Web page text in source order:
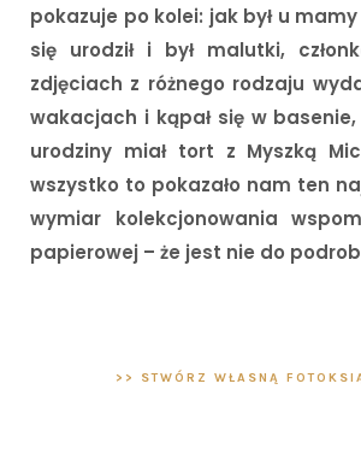
pokazuje po kolei: jak był u
się urodził i był malutki,
zdjęciach z różnego rodzaju
wakacjach i kąpał się w
urodziny miał tort z Myszką
wszystko to pokazało nam ten
wymiar kolekcjonowania
papierowej – że jest nie do
>> STWÓRZ WŁASNĄ